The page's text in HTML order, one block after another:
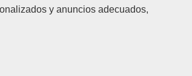
y anuncios adecuados,